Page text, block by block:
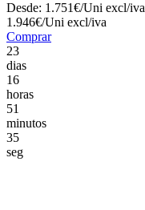
Desde: 1.751€/Uni excl/iva
1.946€/Uni excl/iva
Comprar
23
dias
16
horas
51
minutos
33
seg